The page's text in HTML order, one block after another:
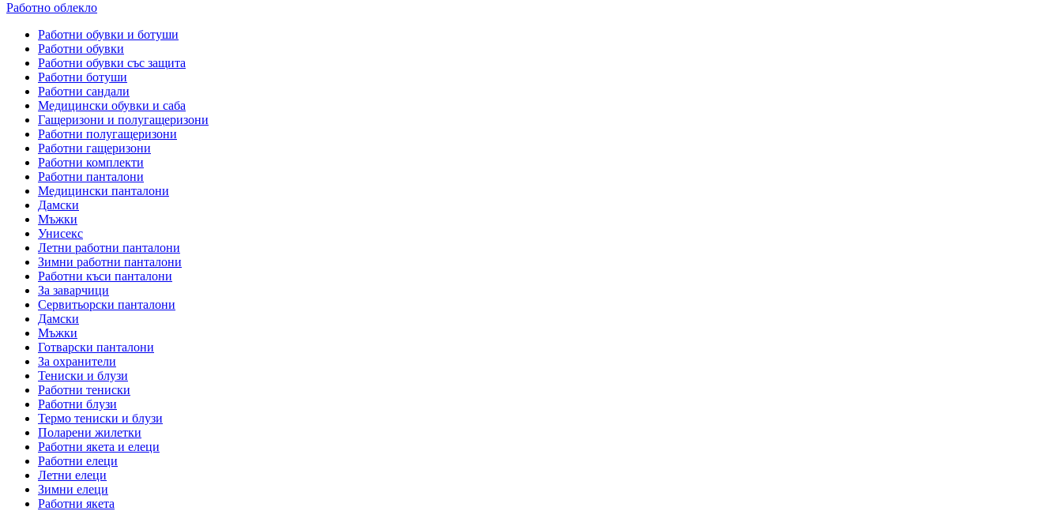
Работно облекло
Работни обувки и ботуши
Работни обувки
Работни обувки със защита
Работни ботуши
Работни сандали
Медицински обувки и саба
Гащеризони и полугащеризони
Работни полугащеризони
Работни гащеризони
Работни комплекти
Работни панталони
Медицински панталони
Дамски
Мъжки
Унисекс
Летни работни панталони
Зимни работни панталони
Работни къси панталони
За заварчици
Сервитьорски панталони
Дамски
Мъжки
Готварски панталони
За охранители
Тениски и блузи
Работни тениски
Работни блузи
Термо тениски и блузи
Поларени жилетки
Работни якета и елеци
Работни елеци
Летни елеци
Зимни елеци
Работни якета